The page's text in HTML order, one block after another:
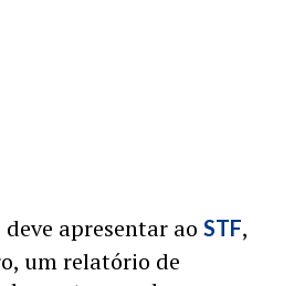
deve apresentar ao STF,
um relatório de